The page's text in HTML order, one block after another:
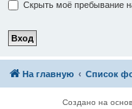
Скрыть моё пребывание
На главную Список
Создано на